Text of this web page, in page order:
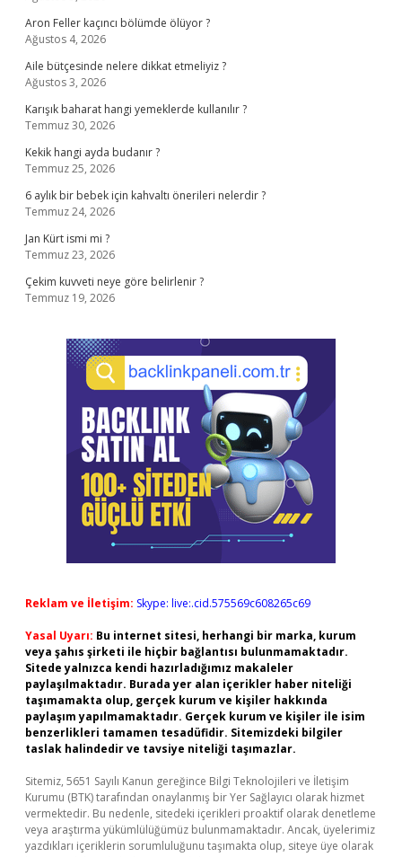
Aron Feller kaçıncı bölümde ölüyor ?
Ağustos 4, 2026
Aile bütçesinde nelere dikkat etmeliyiz ?
Ağustos 3, 2026
Karışık baharat hangi yemeklerde kullanılır ?
Temmuz 30, 2026
Kekik hangi ayda budanır ?
Temmuz 25, 2026
6 aylık bir bebek için kahvaltı önerileri nelerdir ?
Temmuz 24, 2026
Jan Kürt ismi mi ?
Temmuz 23, 2026
Çekim kuvveti neye göre belirlenir ?
Temmuz 19, 2026
Reklam ve İletişim: Skype: live:.cid.575569c608265c69
Yasal Uyarı: Bu internet sitesi, herhangi bir marka, kurum
veya şahıs şirketi ile hiçbir bağlantısı bulunmamaktadır.
Sitede yalnızca kendi hazırladığımız makaleler
paylaşılmaktadır. Burada yer alan içerikler haber niteliği
taşımamakta olup, gerçek kurum ve kişiler hakkında
paylaşım yapılmamaktadır. Gerçek kurum ve kişiler ile isim
benzerlikleri tamamen tesadüfidir. Sitemizdeki bilgiler
taslak halindedir ve tavsiye niteliği taşımazlar.
Sitemiz, 5651 Sayılı Kanun gereğince Bilgi Teknolojileri ve İletişim
Kurumu (BTK) tarafından onaylanmış bir Yer Sağlayıcı olarak hizmet
vermektedir. Bu nedenle, sitedeki içerikleri proaktif olarak denetleme
veya araştırma yükümlülüğümüz bulunmamaktadır. Ancak, üyelerimiz
yazdıkları içeriklerin sorumluluğunu taşımakta olup, siteye üye olarak